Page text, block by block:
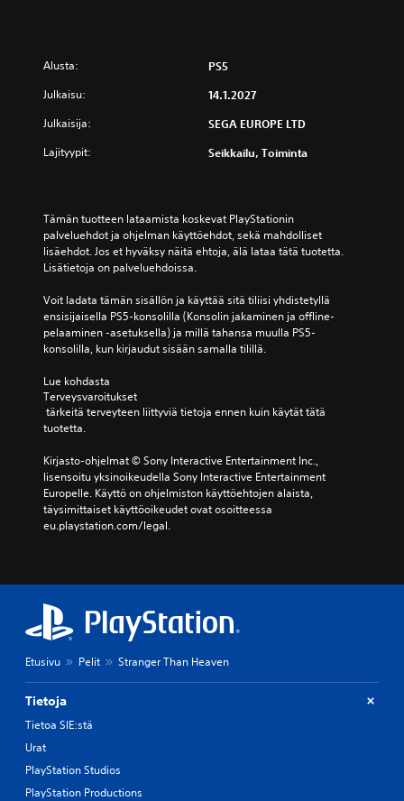
Alusta: PS5
Julkaisu: 14.1.2027
Julkaisija: SEGA EUROPE LTD
Lajityypit: Seikkailu, Toiminta
Tämän tuotteen lataamista koskevat PlayStationin
palveluehdot ja ohjelman käyttöehdot, sekä mahdolliset
lisäehdot. Jos et hyväksy näitä ehtoja, älä lataa tätä tuotetta.
Lisätietoja on palveluehdoissa.
Voit ladata tämän sisällön ja käyttää sitä tiliisi yhdistetyllä
ensisijaisella PS5-konsolilla (Konsolin jakaminen ja offline-
pelaaminen -asetuksella) ja millä tahansa muulla PS5-
konsolilla, kun kirjaudut sisään samalla tilillä.
Lue kohdasta
Terveysvaroitukset
tuotetta.
Kirjasto-ohjelmat © Sony Interactive Entertainment Inc.,
lisensoitu yksinoikeudella Sony Interactive Entertainment
Europelle. Käyttö on ohjelmiston käyttöehtojen alaista,
täysimittaiset käyttöoikeudet ovat osoitteessa
eu.playstation.com/legal.
Etusivu Pelit Stranger Than Heaven
Tietoja
Tietoa SIE:stä
Urat
PlayStation Studios
PlayStation Productions